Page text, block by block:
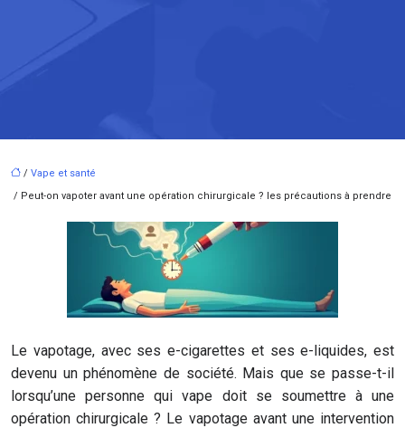
/ Vape et santé
/ Peut-on vapoter avant une opération chirurgicale ? les précautions à prendre
Le vapotage, avec ses e-cigarettes et ses e-liquides, est
devenu un phénomène de société. Mais que se passe-t-il
lorsqu’une personne qui vape doit se soumettre à une
opération chirurgicale ? Le vapotage avant une intervention